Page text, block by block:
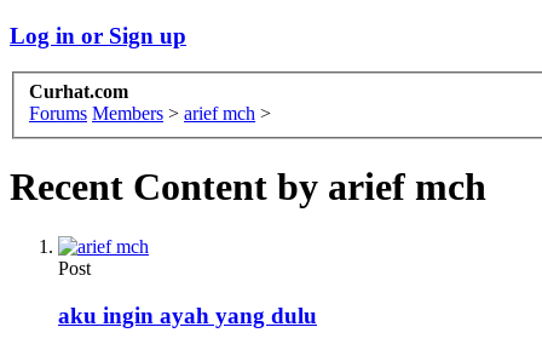
Log in or Sign up
Curhat.com
Forums Members > arief mch >
Recent Content by arief mch
Post
aku ingin ayah yang dulu